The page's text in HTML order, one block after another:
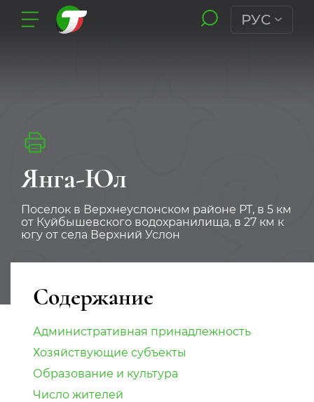
РУС
Янга-Юл
Поселок в Верхнеуслонском районе РТ, в 5 км
от Куйбышевского водохранилища, в 27 км к
югу от села Верхний Услон
Содержание
Административная принадлежность
Хозяйствующие субъекты
Образование и культура
Число жителей